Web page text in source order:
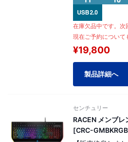
組み立ても簡単
イッチを別途ご
でShinobiキーボ
です
※尚、本製品には
は別途ご用意頂
在庫欠品中です。次
現在ご予約について
¥19,800
製品詳細へ
センチュリー
RACEN メンブ
[CRC-